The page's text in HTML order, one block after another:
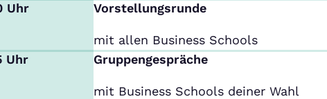
Uhr
Vorstellungsrunde
mit allen Business Schools
Uhr
Gruppengespräche
mit Business Schools deiner Wahl